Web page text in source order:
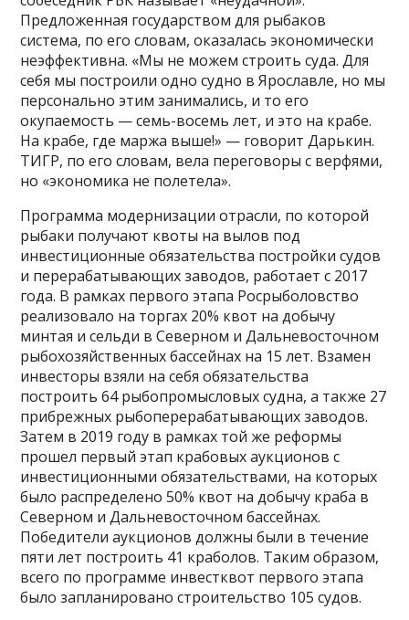
Предложенная государством для рыбаков
система, по его словам, оказалась экономически
неэффективна. «Мы не можем строить суда. Для
себя мы построили одно судно в Ярославле, но мы
персонально этим занимались, и то его
окупаемость — семь-восемь лет, и это на крабе.
На крабе, где маржа выше!» — говорит Дарькин.
ТИГР, по его словам, вела переговоры с верфями,
но «экономика не полетела».
Программа модернизации отрасли, по которой
рыбаки получают квоты на вылов под
инвестиционные обязательства постройки судов
и перерабатывающих заводов, работает с 2017
года. В рамках первого этапа Росрыболовство
реализовало на торгах 20% квот на добычу
минтая и сельди в Северном и Дальневосточном
рыбохозяйственных бассейнах на 15 лет. Взамен
инвесторы взяли на себя обязательства
построить 64 рыбопромысловых судна, а также 27
прибрежных рыбоперерабатывающих заводов.
Затем в 2019 году в рамках той же реформы
прошел первый этап крабовых аукционов с
инвестиционными обязательствами, на которых
было распределено 50% квот на добычу краба в
Северном и Дальневосточном бассейнах.
Победители аукционов должны были в течение
пяти лет построить 41 краболов. Таким образом,
всего по программе инвестквот первого этапа
было запланировано строительство 105 судов.